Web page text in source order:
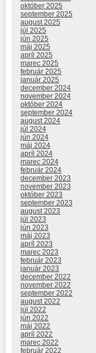
október 2025
september 2025
august 2025
júl 2025
jún 2025
máj 2025
apríl 2025
marec 2025
február 2025
január 2025
december 2024
november 2024
október 2024
september 2024
august 2024
júl 2024
jún 2024
máj 2024
apríl 2024
marec 2024
február 2024
december 2023
november 2023
október 2023
september 2023
august 2023
júl 2023
jún 2023
máj 2023
apríl 2023
marec 2023
február 2023
január 2023
december 2022
november 2022
september 2022
august 2022
júl 2022
jún 2022
máj 2022
apríl 2022
marec 2022
február 2022